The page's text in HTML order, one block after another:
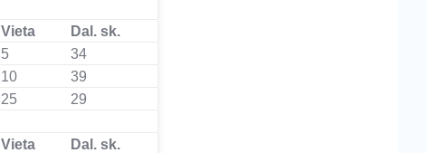
Vieta
Dal. sk.
5
34
10
39
25
29
Vieta
Dal. sk.